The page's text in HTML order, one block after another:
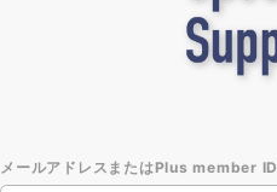
メールアドレスまたはPlus member ID